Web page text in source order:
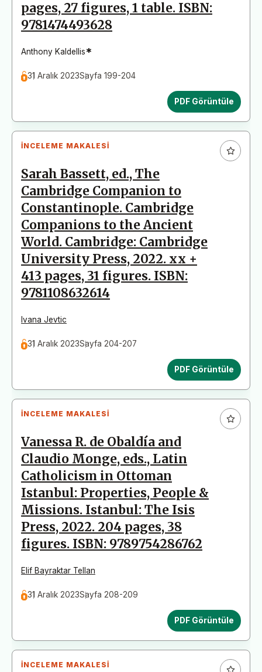
pages, 27 figures, 1 table. ISBN:
9781474493628
Anthony Kaldellis*
31 Aralık 2023Sayfa 199-204
PDF Görüntüle
İNCELEME MAKALESI
Sarah Bassett, ed., The
Cambridge Companion to
Constantinople. Cambridge
Companions to the Ancient
World. Cambridge: Cambridge
University Press, 2022. xx +
413 pages, 31 figures. ISBN:
9781108632614
Ivana Jevtic
31 Aralık 2023Sayfa 204-207
PDF Görüntüle
İNCELEME MAKALESI
Vanessa R. de Obaldía and
Claudio Monge, eds., Latin
Catholicism in Ottoman
Istanbul: Properties, People &
Missions. Istanbul: The Isis
Press, 2022. 204 pages, 38
figures. ISBN: 9789754286762
Elif Bayraktar Tellan
31 Aralık 2023Sayfa 208-209
PDF Görüntüle
İNCELEME MAKALESI